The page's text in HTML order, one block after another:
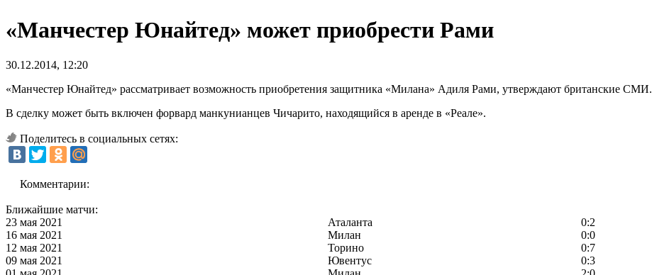
«Манчестер Юнайтед» может приобрести Рами
30.12.2014, 12:20
«Манчестер Юнайтед» рассматривает возможность приобретения защитника «Милана» Адиля Рами, утверждают британские СМИ.
В сделку может быть включен форвард манкунианцев Чичарито, находящийся в аренде в «Реале».
Поделитесь в социальных сетях:
Комментарии:
Ближайшие матчи:
23 мая 2021
Аталанта 0:2
16 мая 2021
Милан 0:0
12 мая 2021
Торино 0:7
09 мая 2021
Ювентус 0:3